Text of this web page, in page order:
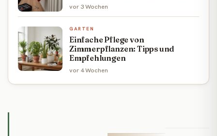
vor 3 Wochen
GARTEN
Einfache Pflege von
Zimmerpflanzen: Tipps und
Empfehlungen
vor 4 Wochen